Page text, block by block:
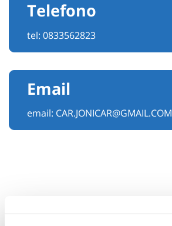
Telefono
tel: 0833562823
Email
email: CAR.JONICAR@GMAIL.COM